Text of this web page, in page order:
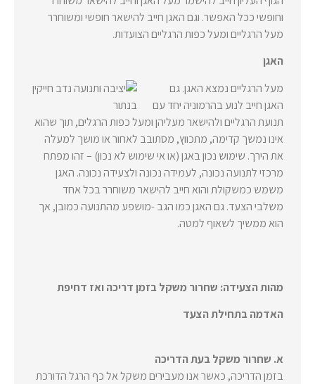
וחופשי ככל האפשר. וגם האגן חייב להישאר חופשי ומשוחרר
מעל הרגליים ומעל כפות הרגליים הצועדות.
האגן
מעל הרגליים נמצא האגן. גם
האגן חייב לנוע בהרמוניה יחד עם
תנועת הרגליים ולהישאר מעליהן ומעל כפות הרגלים, תוך שהוא
אינו נמשך קדימה, מתכווץ, מסתובב לאחור או מושך למעלה
את הירך. שימוש נכון באגן (או אי שימוש לא נכון) – זהו מפתח
מרכזי לתנועה נכונה, לעמידה נכונה ולצעידה נכונה. האגן
משמש כמשקולת והוא חייב להישאר משוחרר בכל אחד
משלבי הצעד. גם האגן כמו הגב -מושפע מהתנועה כמובן, אך
הוא ממשיך לשאוף למטה.
מהות הצעידה: שחרור משקל בזמן דריכה ואז דחיפת
האדמה בתחילת הצעד
א. שחרור משקל בעת הדריכה
בזמן הדריכה, כאשר אנו מעבירים משקל אל כף הרגל הדורכת